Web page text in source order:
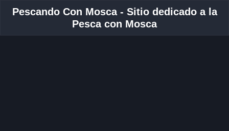
Pescando Con Mosca - Sitio dedicado a la
Pesca con Mosca